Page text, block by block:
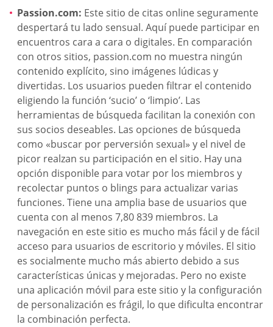
Passion.com: Este sitio de citas online seguramente
despertará tu lado sensual. Aquí puede participar en
encuentros cara a cara o digitales. En comparación
con otros sitios, passion.com no muestra ningún
contenido explícito, sino imágenes lúdicas y
divertidas. Los usuarios pueden filtrar el contenido
eligiendo la función ‘sucio’ o ‘limpio’. Las
herramientas de búsqueda facilitan la conexión con
sus socios deseables. Las opciones de búsqueda
como «buscar por perversión sexual» y el nivel de
picor realzan su participación en el sitio. Hay una
opción disponible para votar por los miembros y
recolectar puntos o blings para actualizar varias
funciones. Tiene una amplia base de usuarios que
cuenta con al menos 7,80 839 miembros. La
navegación en este sitio es mucho más fácil y de fácil
acceso para usuarios de escritorio y móviles. El sitio
es socialmente mucho más abierto debido a sus
características únicas y mejoradas. Pero no existe
una aplicación móvil para este sitio y la configuración
de personalización es frágil, lo que dificulta encontrar
la combinación perfecta.